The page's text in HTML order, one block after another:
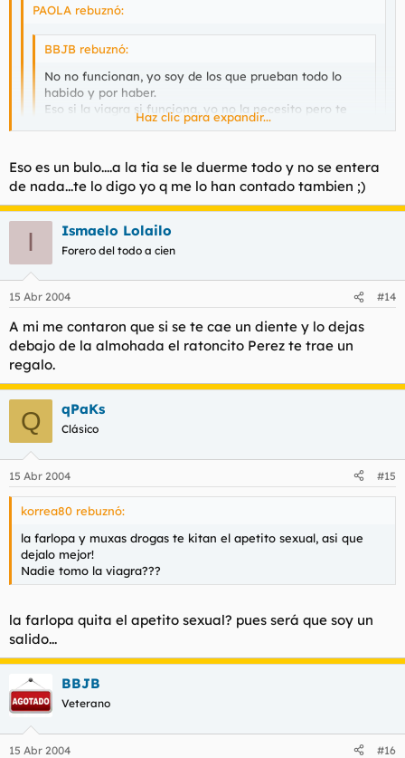
PAOLA rebuznó:
BBJB rebuznó:
No no funcionan, yo soy de los que prueban todo lo
habido y por haber.
Eso si la viagra si funciona, yo no la necesito pero te
digo que con ella te podra antes el cansancio fisico que
Saludos Haz clic para expandir...
Yo tengo ganas de hacerlo con un tio q se tome una
viagra....me han dicho q eso a la mañana siguiente aun no
se ha bajado... :? ....la probaste o q...? cuenta...cuenta...
me lo han contado.
Haz clic para expandir...
Eso es un bulo....a la tia se le duerme todo y no se entera
de nada...te lo digo yo q me lo han contado tambien ;)
I Ismaelo Lolailo
Forero del todo a cien
15 Abr 2004 #14
A mi me contaron que si se te cae un diente y lo dejas
debajo de la almohada el ratoncito Perez te trae un
regalo.
Q qPaKs
Clásico
15 Abr 2004 #15
korrea80 rebuznó:
la farlopa y muxas drogas te kitan el apetito sexual, asi que
dejalo mejor!
Nadie tomo la viagra???
la farlopa quita el apetito sexual? pues será que soy un
salido...
BBJB
Veterano
15 Abr 2004 #16